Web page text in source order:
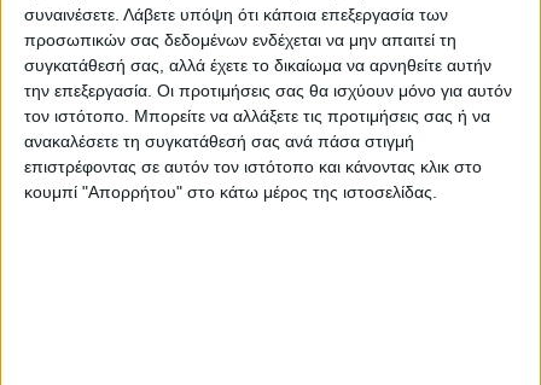
συναινέσετε. Λάβετε υπόψη ότι κάποια επεξεργασία των
προσωπικών σας δεδομένων ενδέχεται να μην απαιτεί τη
συγκατάθεσή σας, αλλά έχετε το δικαίωμα να αρνηθείτε αυτήν
την επεξεργασία. Οι προτιμήσεις σας θα ισχύουν μόνο για αυτόν
τον ιστότοπο. Μπορείτε να αλλάξετε τις προτιμήσεις σας ή να
ανακαλέσετε τη συγκατάθεσή σας ανά πάσα στιγμή
επιστρέφοντας σε αυτόν τον ιστότοπο και κάνοντας κλικ στο
κουμπί "Απορρήτου" στο κάτω μέρος της ιστοσελίδας.
Καρδίτσας και ευρύτερα της Θεσσαλίας
ΠΡΟΗΓΟΥΜΕΝΟ ΑΡΘΡΟ
Σύλληψη για απόπειρα
ανθρωποκτονίας σε περιοχή
του Δήμου Μουζακίου
ΕΠΟΜΕΝΟ ΑΡΘΡΟ
Πανέτοιμη για το φάιναλ φορ
του Κυπέλλου η ομάδα του